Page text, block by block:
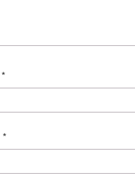
*
*